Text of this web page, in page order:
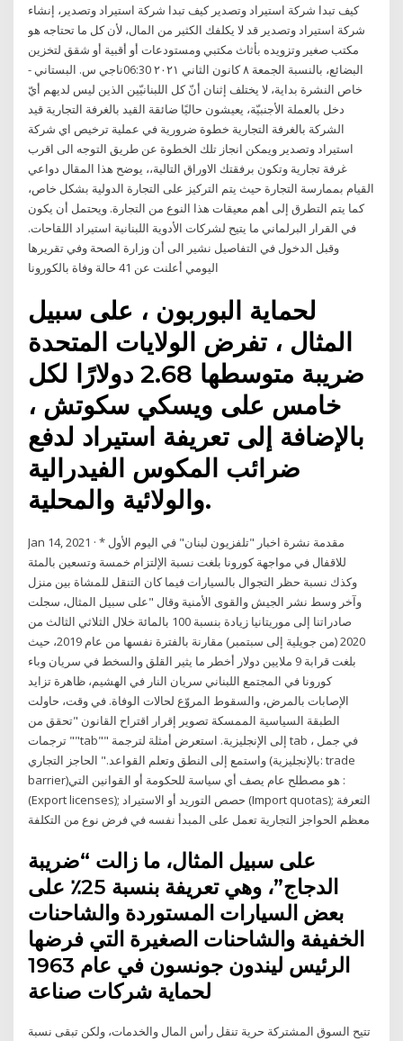
كيف تبدا شركة استيراد وتصدير كيف تبدا شركة استيراد وتصدير، إنشاء
شركة استيراد وتصدير قد لا يكلفك الكثير من المال، لأن كل ما تحتاجه هو
مكتب صغير وتزويده بأثاث مكتبي ومستودعات أو أقبية أو شقق لتخزين
البضائع، بالنسبة الجمعة ٨ كانون الثاني ٢٠٢١ 06:30ناجي س. البستاني -
خاص النشرة بداية، لا يختلف إثنان أنّ كل اللبنانيّين الذين ليس لديهم أيّ
دخل بالعملة الأجنبيّة، يعيشون حاليًا ضائقة القيد بالغرفة التجارية قيد
الشركة بالغرفة التجارية خطوة ضرورية في عملية ترخيص اي شركة
استيراد وتصدير ويمكن انجاز تلك الخطوة عن طريق التوجه الى اقرب
غرفة تجارية وتكون برفقتك الاوراق التالية،، يوضح هذا المقال دواعي
القيام بممارسة التجارة حيث يتم التركيز على التجارة الدولية بشكل خاص،
كما يتم التطرق إلى أهم معيقات هذا النوع من التجارة. ويحتمل أن يكون
في القرار البرلماني ما يتيح لشركات الأدوية اللبنانية استيراد اللقاحات.
وقبل الدخول في التفاصيل نشير الى أن وزارة الصحة وفي تقريرها
اليومي أعلنت عن 41 حالة وفاة بالكورونا
لحماية البوربون ، على سبيل
المثال ، تفرض الولايات المتحدة
ضريبة متوسطها 2.68 دولارًا لكل
خامس على ويسكي سكوتش ،
بالإضافة إلى تعريفة استيراد لدفع
ضرائب المكوس الفيدرالية
والولائية والمحلية.
Jan 14, 2021 · * مقدمة نشرة اخبار "تلفزيون لبنان" في اليوم الأول
للاقفال في مواجهة كورونا بلغت نسبة الإلتزام خمسة وتسعين بالمئة
وكذك نسبة حظر التجوال بالسيارات فيما كان التنقل للمشاة بين منزل
وآخر وسط نشر الجيش والقوى الأمنية وقال "على سبيل المثال، سجلت
صادراتنا إلى موريتانيا زيادة بنسبة 100 بالمائة خلال الثلاثي الثالث من
2020 (من جويلية إلى سبتمبر) مقارنة بالفترة نفسها من عام 2019، حيث
بلغت قرابة 9 ملايين دولار أخطر ما يثير القلق والسخط في سريان وباء
كورونا في المجتمع اللبناني سريان النار في الهشيم، ظاهرة تزايد
الإصابات بالمرض، والسقوط المروّع لحالات الوفاة. في وقت، حاولت
الطبقة السياسية الممسكة تصوير إقرار اقتراح القانون "تحقق من
ترجمات ""tab"" إلى الإنجليزية. استعرض أمثلة لترجمة tab في جمل ،
واستمع إلى النطق وتعلم القواعد." الحاجز التجاري (بالإنجليزية: trade
barrier)‏: هو مصطلح عام يصف أي سياسة للحكومة أو القوانين التي
(Export licenses); حصص التوريد أو الاستيراد (Import quotas); التعرفة
معظم الحواجز التجارية تعمل على المبدأ نفسه في فرض نوع من التكلفة
على سبيل المثال، ما زالت “ضريبة
الدجاج”، وهي تعريفة بنسبة 25٪ على
بعض السيارات المستوردة والشاحنات
الخفيفة والشاحنات الصغيرة التي فرضها
الرئيس ليندون جونسون في عام 1963
لحماية شركات صناعة
تتيح السوق المشتركة حرية تنقل رأس المال والخدمات، ولكن تبقى نسبة